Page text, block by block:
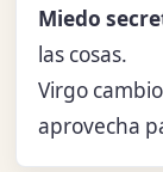
Miedo
las cosas.
Virgo
aprovecha